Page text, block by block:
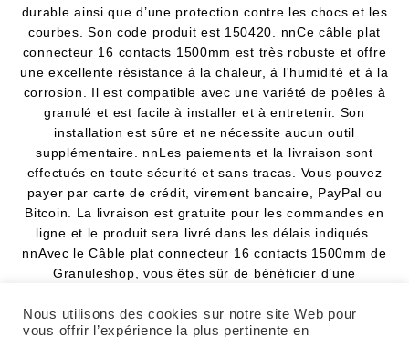
durable ainsi que d’une protection contre les chocs et les
courbes. Son code produit est 150420. nnCe câble plat
connecteur 16 contacts 1500mm est très robuste et offre
une excellente résistance à la chaleur, à l'humidité et à la
corrosion. Il est compatible avec une variété de poêles à
granulé et est facile à installer et à entretenir. Son
installation est sûre et ne nécessite aucun outil
supplémentaire. nnLes paiements et la livraison sont
effectués en toute sécurité et sans tracas. Vous pouvez
payer par carte de crédit, virement bancaire, PayPal ou
Bitcoin. La livraison est gratuite pour les commandes en
ligne et le produit sera livré dans les délais indiqués.
nnAvec le Câble plat connecteur 16 contacts 1500mm de
Granuleshop, vous êtes sûr de bénéficier d’une
une excellente résistance et une durabilité exceptionnelle.
nnCâble Plat 16 Contacts 1500mm pour Poêle à Granulé -
Nous utilisons des cookies sur notre site Web pour
vous offrir l’expérience la plus pertinente en